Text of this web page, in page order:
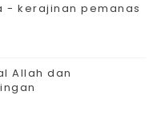
- kerajinan pemanas
Allah dan